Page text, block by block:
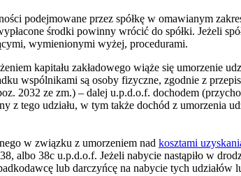
podejmowane przez spółkę w omawianym
środki powinny wrócić do spółki. Jeżeli
wymienionymi wyżej, procedurami.
kapitału zakładowego wiąże się umorzenie
wspólnikami są osoby fizyczne, zgodnie z
2032 ze zm.) – dalej u.p.d.o.f. dochodem
z tego udziału, w tym także dochód z umorzenia
w związku z umorzeniem nad kosztami
albo 38c u.p.d.o.f. Jeżeli nabycie nastąpiło w
lub darczyńcę na nabycie tych udziałów